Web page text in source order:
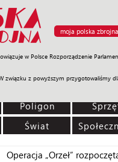
moja polska zbrojna
w Polsce Rozporządzenie
związku z powyższym przygotowaliśmy
Sprzęt Misje Polityka
Poligon
Świat
Operacja „Orzeł”